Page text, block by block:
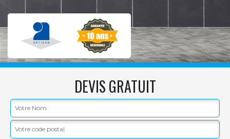
DEVIS GRATUIT